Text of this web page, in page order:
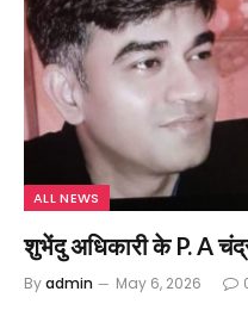
ALL NEWS
शुभेंदु अधिकारी के P. A
Byadmin May 6, 2026